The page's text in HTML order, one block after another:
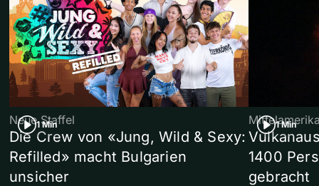
1 Min
Neue Staffel
Die Crew von «Jung, Wild & Sexy:
Refilled» macht Bulgarien
unsicher
1 Min
1400
gebracht